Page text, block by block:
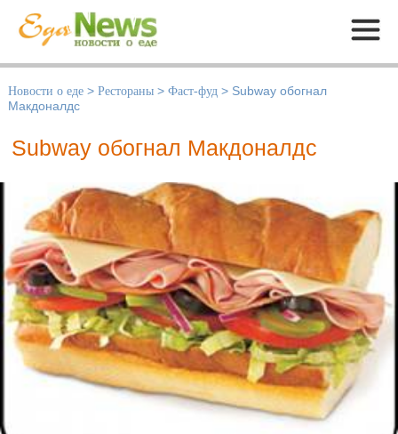
Меню
Новости о еде > Рестораны > Фаст-фуд > Subway обогнал
Макдоналдс
Subway обогнал Макдоналдс